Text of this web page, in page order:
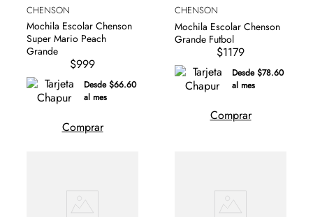
CHENSON
Mochila Escolar Chenson
Super Mario Peach
Grande
$999
Desde $66.60
al mes
Comprar
CHENSON
Mochila Escolar Chenson
Grande Futbol
$1179
Desde $78.60
al mes
Comprar